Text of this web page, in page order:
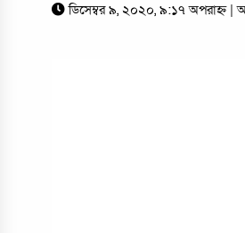
ডিসেম্বর ৯, ২০২০, ৯:১৭ অপরাহ্ন |